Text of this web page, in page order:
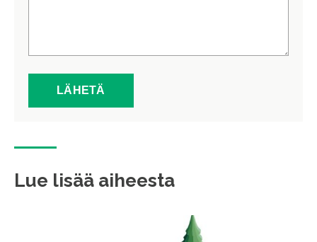
Lue lisää aiheesta